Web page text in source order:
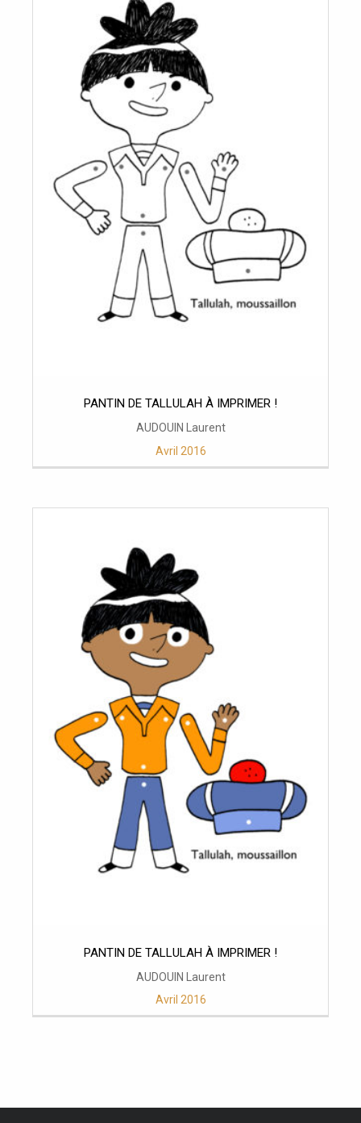
PANTIN DE TALLULAH À IMPRIMER !
AUDOUIN Laurent
Avril 2016
PANTIN DE TALLULAH À IMPRIMER !
AUDOUIN Laurent
Avril 2016